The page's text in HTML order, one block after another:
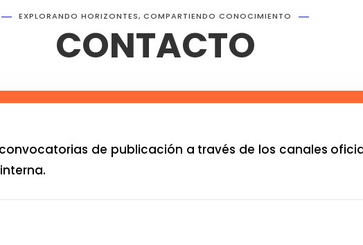
EXPLORANDO HORIZONTES, COMPARTIENDO CONOCIMIENTO
CONTACTO
de publicación a través de los canales